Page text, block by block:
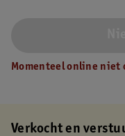
Momenteel online niet
Verkocht en